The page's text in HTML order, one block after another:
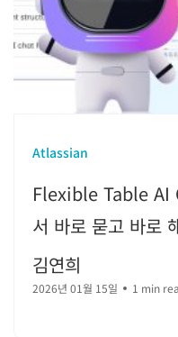
Atlassian
Flexible Table AI
서 바로 묻고 바로
김연희
2026년 01월 15일 1 min